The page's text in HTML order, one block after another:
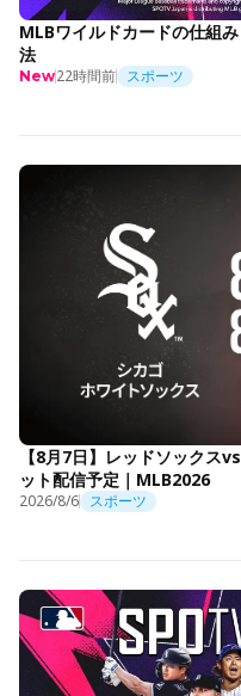
MLBワイルドカードの仕組
法
New22時間前 スポーツ
【8月7日】レッドソックス
ット配信予定｜MLB2026
2026/8/6 スポーツ